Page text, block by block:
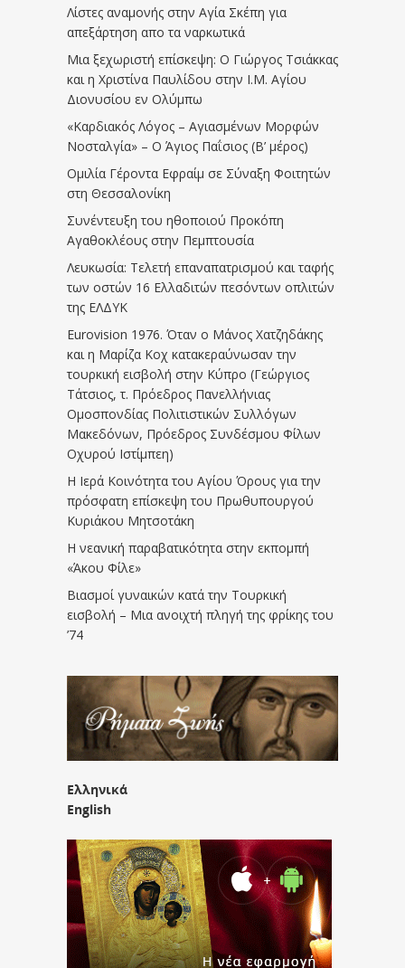
Λίστες αναμονής στην Αγία Σκέπη για
απεξάρτηση απο τα ναρκωτικά
Μια ξεχωριστή επίσκεψη: Ο Γιώργος Τσιάκκας
και η Χριστίνα Παυλίδου στην Ι.Μ. Αγίου
Διονυσίου εν Ολύμπω
«Καρδιακός Λόγος – Αγιασμένων Μορφών
Νοσταλγία» – Ο Άγιος Παΐσιος (Β’ μέρος)
Ομιλία Γέροντα Εφραίμ σε Σύναξη Φοιτητών
στη Θεσσαλονίκη
Συνέντευξη του ηθοποιού Προκόπη
Αγαθοκλέους στην Πεμπτουσία
Λευκωσία: Τελετή επαναπατρισμού και ταφής
των οστών 16 Ελλαδιτών πεσόντων οπλιτών
της ΕΛΔΥΚ
Eurovision 1976. Όταν ο Μάνος Χατζηδάκης
και η Μαρίζα Κοχ κατακεραύνωσαν την
τουρκική εισβολή στην Κύπρο (Γεώργιος
Τάτσιος, τ. Πρόεδρος Πανελλήνιας
Ομοσπονδίας Πολιτιστικών Συλλόγων
Μακεδόνων, Πρόεδρος Συνδέσμου Φίλων
Οχυρού Ιστίμπεη)
Η Ιερά Κοινότητα του Αγίου Όρους για την
πρόσφατη επίσκεψη του Πρωθυπουργού
Κυριάκου Μητσοτάκη
Η νεανική παραβατικότητα στην εκπομπή
«Άκου Φίλε»
Βιασμοί γυναικών κατά την Τουρκική
εισβολή – Μια ανοιχτή πληγή της φρίκης του
’74
Ελληνικά
English